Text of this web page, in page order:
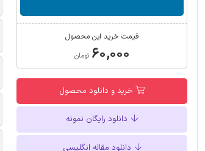
قیمت خرید این محصول
۶۰,۰۰۰ تومان
خرید و دانلود محصول
دانلود رایگان نمونه
دانلود مقاله انگلیسی